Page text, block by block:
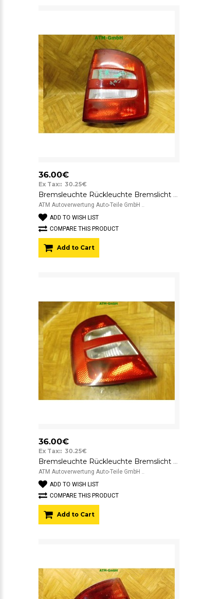
36.00€
Ex Tax:: 30.25€
Bremsleuchte Rückleuchte Bremslicht Rücklicht rechts Skoda Fabia I 6Y5 Combi
ATM Autoverwertung Auto-Teile GmbH ..
ADD TO WISH LIST
COMPARE THIS PRODUCT
Add to Cart
36.00€
Ex Tax:: 30.25€
Bremsleuchte Rückleuchte Bremslicht Rücklicht Skoda Fabia 6Y2 links Heckleuchte
ATM Autoverwertung Auto-Teile GmbH ..
ADD TO WISH LIST
COMPARE THIS PRODUCT
Add to Cart